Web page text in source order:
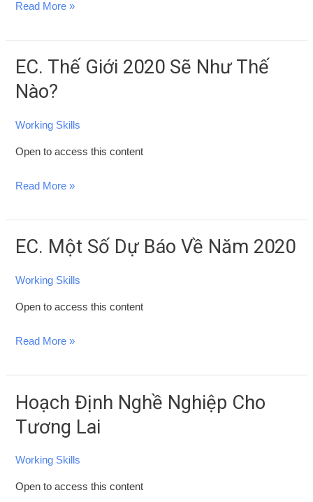
Read More »
EC. Thế Giới 2020 Sẽ Như Thế
Nào?
Working Skills
Open to access this content
EC.
Thế
Giới
2020
Như
Read More »
EC. Một Số Dự Báo Về Năm 2020
Working Skills
Open to access this content
EC.
Số
Dự
Về
2020
Read More »
Hoạch Định Nghề Nghiệp Cho
Tương Lai
Working Skills
Open to access this content
Hoạch
Định
Nghề
Nghiệp
Tương